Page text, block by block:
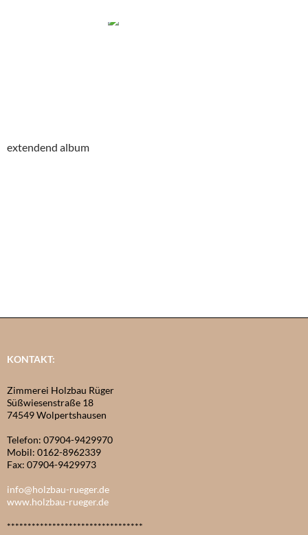
extendend album
KONTAKT:
Zimmerei Holzbau Rüger
Süßwiesenstraße 18
74549 Wolpertshausen
Telefon: 07904-9429970
Mobil: 0162-8962339
Fax: 07904-9429973
info@holzbau-rueger.de
www.holzbau-rueger.de
*********************************